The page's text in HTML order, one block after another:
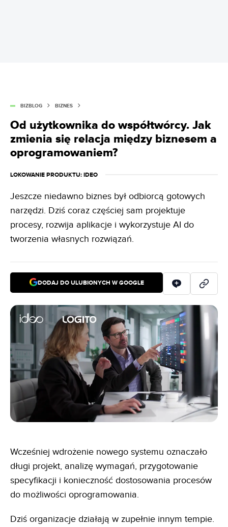
BIZBLOG BIZNES
Od użytkownika do współtwórcy. Jak
zmienia się relacja między biznesem a
oprogramowaniem?
LOKOWANIE PRODUKTU: IDEO
Jeszcze niedawno biznes był odbiorcą gotowych
narzędzi. Dziś coraz częściej sam projektuje
procesy, rozwija aplikacje i wykorzystuje AI do
tworzenia własnych rozwiązań.
DODAJ DO ULUBIONYCH W GOOGLE
Wcześniej wdrożenie nowego systemu oznaczało
długi projekt, analizę wymagań, przygotowanie
specyfikacji i konieczność dostosowania procesów
do możliwości oprogramowania.
Dziś organizacje działają w zupełnie innym tempie.